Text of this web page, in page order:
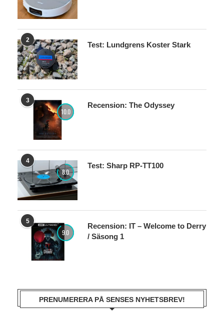
2
Test: Lundgrens Koster Stark
3
10.0
Recension: The Odyssey
4
8.0
Test: Sharp RP-TT100
5
9.0
Recension: IT – Welcome to Derry
/ Säsong 1
PRENUMERERA PÅ SENSES NYHETSBREV!